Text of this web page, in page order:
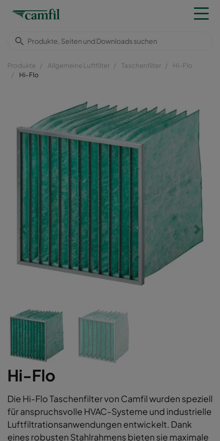
Produkte Allgemeine Luftfilter Taschenfilter
Hi-Flo
Hi-Flo
Hi-Flo
Die Hi-Flo Taschenfilter von Camfil wurden speziell
für anspruchsvolle HVAC-Systeme und industrielle
Luftfiltrationsanwendungen entwickelt. Dank
eines robusten Stahlrahmens bieten sie maximale